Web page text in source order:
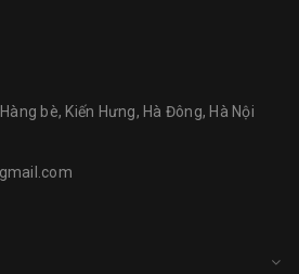
bè, Kiến Hưng, Hà Đông, Hà Nội